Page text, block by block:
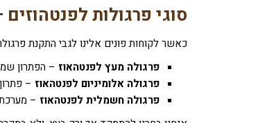
סוגי פרגולות
כאשר לקוחות פונים אלינו לגבי התקנת
פרגולה מעץ לפנטהאוז – הפתרון
פרגולה אלומיניום לפנטהאוז –
פרגולה חשמלית לפנטהאוז –